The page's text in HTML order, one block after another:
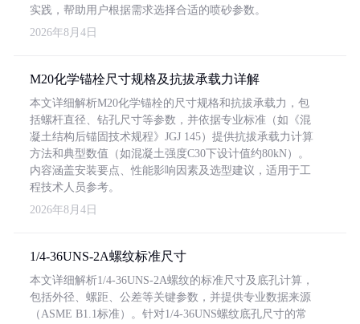
实践，帮助用户根据需求选择合适的喷砂参数。
2026年8月4日
M20化学锚栓尺寸规格及抗拔承载力详解
本文详细解析M20化学锚栓的尺寸规格和抗拔承载力，包
括螺杆直径、钻孔尺寸等参数，并依据专业标准（如《混
凝土结构后锚固技术规程》JGJ 145）提供抗拔承载力计算
方法和典型数值（如混凝土强度C30下设计值约80kN）。
内容涵盖安装要点、性能影响因素及选型建议，适用于工
程技术人员参考。
2026年8月4日
1/4-36UNS-2A螺纹标准尺寸
本文详细解析1/4-36UNS-2A螺纹的标准尺寸及底孔计算，
包括外径、螺距、公差等关键参数，并提供专业数据来源
（ASME B1.1标准）。针对1/4-36UNS螺纹底孔尺寸的常